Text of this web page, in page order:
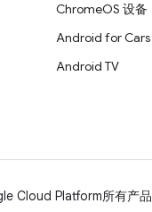
ChromeOS 设备
Android for Cars
Android TV
Cloud Platform所有产品